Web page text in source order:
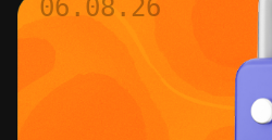
06.08.26